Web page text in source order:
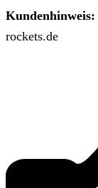
Kundenhinweis:
rockets.de